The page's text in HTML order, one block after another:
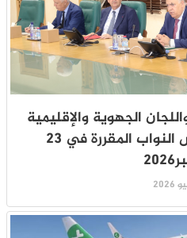
الجهوية والإقليمية
لتتبع انتخابات مجلس النواب المقررة في 23